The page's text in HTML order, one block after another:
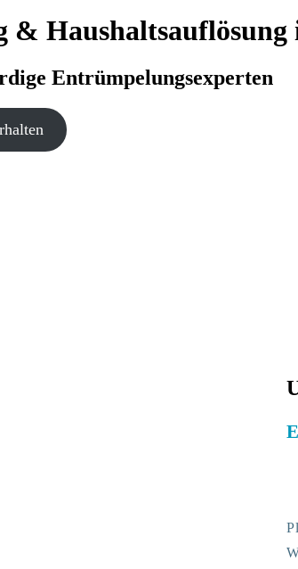
& Haushaltsauflösung
Entrümpelungsexperten